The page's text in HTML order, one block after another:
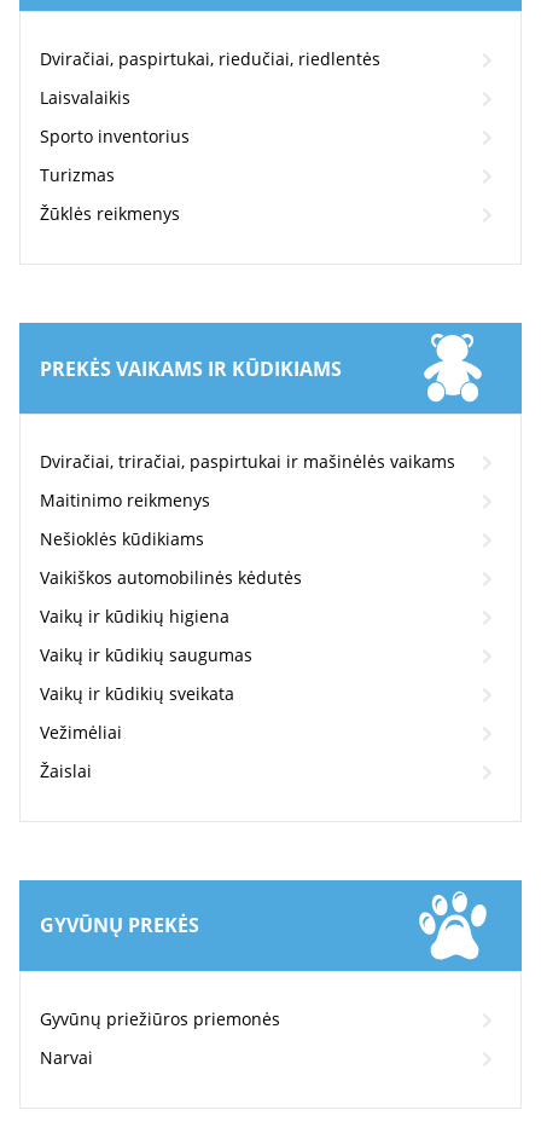
Dviračiai, paspirtukai, riedučiai, riedlentės
Laisvalaikis
Sporto inventorius
Turizmas
Žūklės reikmenys
PREKĖS VAIKAMS IR KŪDIKIAMS
Dviračiai, triračiai, paspirtukai ir mašinėlės vaikams
Maitinimo reikmenys
Nešioklės kūdikiams
Vaikiškos automobilinės kėdutės
Vaikų ir kūdikių higiena
Vaikų ir kūdikių saugumas
Vaikų ir kūdikių sveikata
Vežimėliai
Žaislai
GYVŪNŲ PREKĖS
Gyvūnų priežiūros priemonės
Narvai